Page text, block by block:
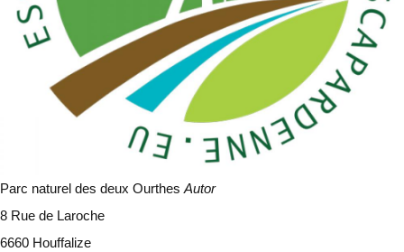
Parc naturel des deux OurthesAutor
8 Rue de Laroche
6660 Houffalize